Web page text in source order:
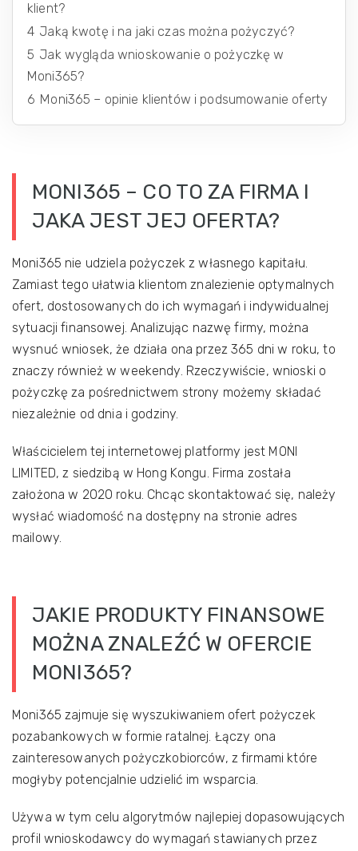
klient?
4 Jaką kwotę i na jaki czas można pożyczyć?
5 Jak wygląda wnioskowanie o pożyczkę w
Moni365?
6 Moni365 – opinie klientów i podsumowanie oferty
MONI365 – CO TO ZA FIRMA I
JAKA JEST JEJ OFERTA?
Moni365 nie udziela pożyczek z własnego kapitału.
Zamiast tego ułatwia klientom znalezienie optymalnych
ofert, dostosowanych do ich wymagań i indywidualnej
sytuacji finansowej. Analizując nazwę firmy, można
wysnuć wniosek, że działa ona przez 365 dni w roku, to
znaczy również w weekendy. Rzeczywiście, wnioski o
pożyczkę za pośrednictwem strony możemy składać
niezależnie od dnia i godziny.
Właścicielem tej internetowej platformy jest MONI
LIMITED, z siedzibą w Hong Kongu. Firma została
założona w 2020 roku. Chcąc skontaktować się, należy
wysłać wiadomość na dostępny na stronie adres
mailowy.
JAKIE PRODUKTY FINANSOWE
MOŻNA ZNALEŹĆ W OFERCIE
MONI365?
Moni365 zajmuje się wyszukiwaniem ofert pożyczek
pozabankowych w formie ratalnej. Łączy ona
zainteresowanych pożyczkobiorców, z firmami które
mogłyby potencjalnie udzielić im wsparcia.
Używa w tym celu algorytmów najlepiej dopasowujących
profil wnioskodawcy do wymagań stawianych przez